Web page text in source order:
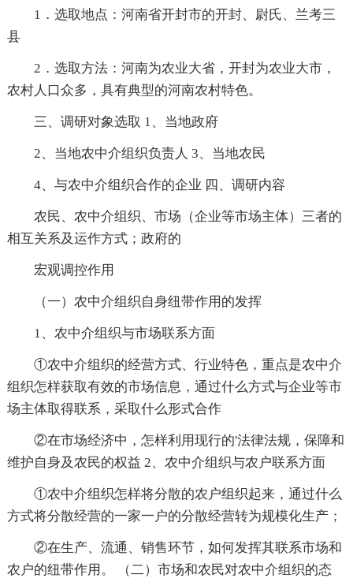
1．选取地点：河南省开封市的开封、尉氏、兰考三
县
2．选取方法：河南为农业大省，开封为农业大市，
农村人口众多，具有典型的河南农村特色。
三、调研对象选取 1、当地政府
2、当地农中介组织负责人 3、当地农民
4、与农中介组织合作的企业 四、调研内容
农民、农中介组织、市场（企业等市场主体）三者的
相互关系及运作方式；政府的
宏观调控作用
（一）农中介组织自身纽带作用的发挥
1、农中介组织与市场联系方面
①农中介组织的经营方式、行业特色，重点是农中介
组织怎样获取有效的市场信息，通过什么方式与企业等市
场主体取得联系，采取什么形式合作
②在市场经济中，怎样利用现行的'法律法规，保障和
维护自身及农民的权益 2、农中介组织与农户联系方面
①农中介组织怎样将分散的农户组织起来，通过什么
方式将分散经营的一家一户的分散经营转为规模化生产；
②在生产、流通、销售环节，如何发挥其联系市场和
农户的纽带作用。 （二）市场和农民对农中介组织的态